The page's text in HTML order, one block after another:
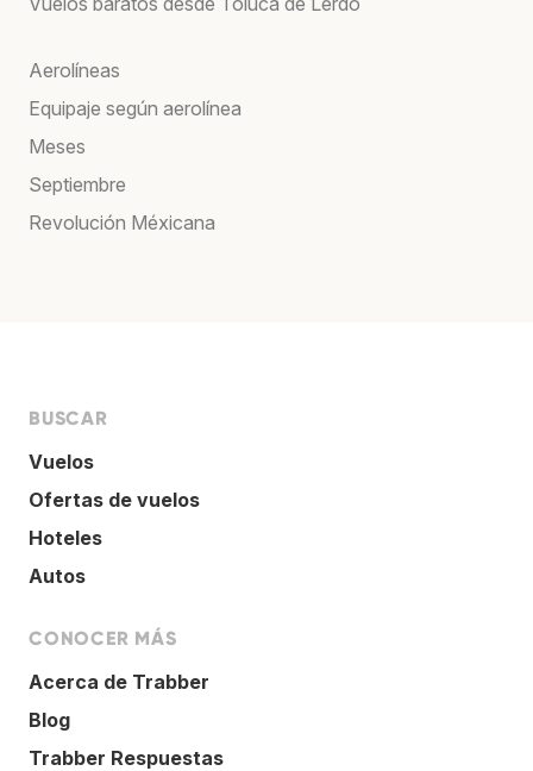
Aerolíneas
Equipaje según aerolínea
Meses
Septiembre
Revolución Méxicana
BUSCAR
Vuelos
Ofertas de vuelos
Hoteles
Autos
CONOCER MÁS
Acerca de Trabber
Blog
Trabber Respuestas